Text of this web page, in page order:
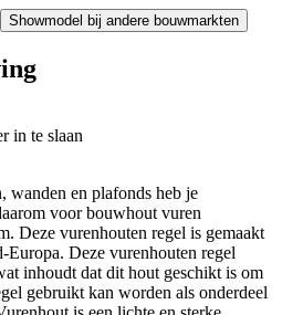
Showmodel bij andere bouwmarkten
in te slaan
wanden en plafonds heb je
voor bouwhout vuren
Deze vurenhouten regel is gemaakt
Deze vurenhouten regel
inhoudt dat dit hout geschikt is om
gebruikt kan worden als onderdeel